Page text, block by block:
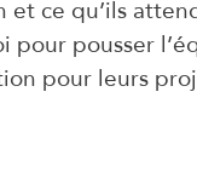
et ce qu’ils
pour pousser
pour leurs